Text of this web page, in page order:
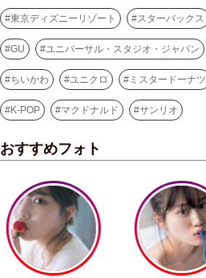
#東京ディズニーリゾート #スターバックス
#GU #ユニバーサル・スタジオ・ジャパン
#ちいかわ #ユニクロ # ミスタードーナツ
#K-POP #マクドナルド #サンリオ
おすすめフォト